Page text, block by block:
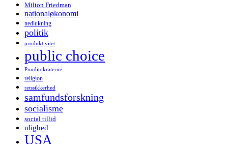
Milton Friedman
nationaløkonomi
nedlukning
politik
produktivitet
public choice
Punditokraterne
religion
retssikkerhed
samfundsforskning
socialisme
social tillid
ulighed
USA